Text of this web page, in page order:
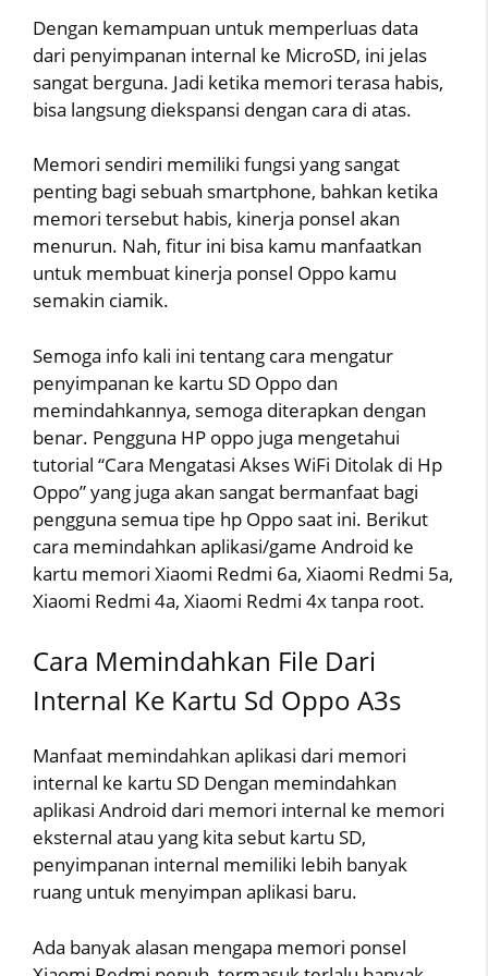
Dengan kemampuan untuk memperluas data
dari penyimpanan internal ke MicroSD, ini jelas
sangat berguna. Jadi ketika memori terasa habis,
bisa langsung diekspansi dengan cara di atas.
Memori sendiri memiliki fungsi yang sangat
penting bagi sebuah smartphone, bahkan ketika
memori tersebut habis, kinerja ponsel akan
menurun. Nah, fitur ini bisa kamu manfaatkan
untuk membuat kinerja ponsel Oppo kamu
semakin ciamik.
Semoga info kali ini tentang cara mengatur
penyimpanan ke kartu SD Oppo dan
memindahkannya, semoga diterapkan dengan
benar. Pengguna HP oppo juga mengetahui
tutorial “Cara Mengatasi Akses WiFi Ditolak di Hp
Oppo” yang juga akan sangat bermanfaat bagi
pengguna semua tipe hp Oppo saat ini. Berikut
cara memindahkan aplikasi/game Android ke
kartu memori Xiaomi Redmi 6a, Xiaomi Redmi 5a,
Xiaomi Redmi 4a, Xiaomi Redmi 4x tanpa root.
Cara Memindahkan File Dari
Internal Ke Kartu Sd Oppo A3s
Manfaat memindahkan aplikasi dari memori
internal ke kartu SD Dengan memindahkan
aplikasi Android dari memori internal ke memori
eksternal atau yang kita sebut kartu SD,
penyimpanan internal memiliki lebih banyak
ruang untuk menyimpan aplikasi baru.
Ada banyak alasan mengapa memori ponsel